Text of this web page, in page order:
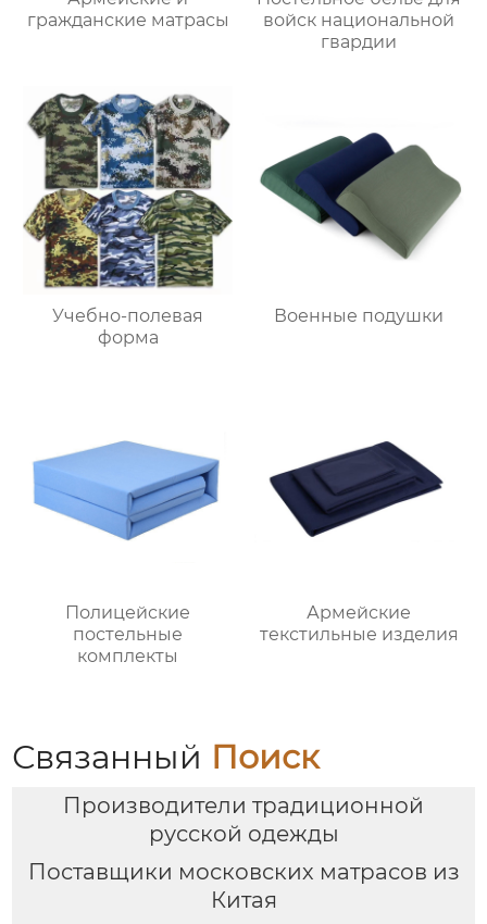
гражданские матрасы
войск национальной
гвардии
Учебно-полевая
форма
Военные подушки
Полицейские
постельные
комплекты
Армейские
текстильные изделия
Связанный Поиск
Производители традиционной
русской одежды
Поставщики московских матрасов из
Китая